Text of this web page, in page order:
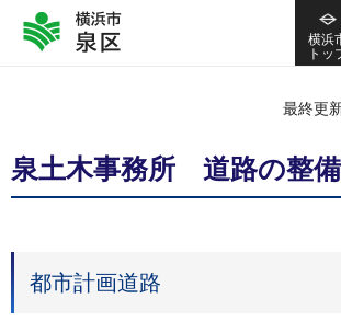
横浜
トッ
最終更
泉土木事務所 道路の整備
都市計画道路